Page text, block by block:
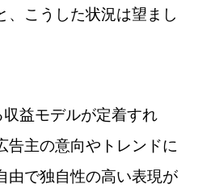
、こうした状況は望まし
益モデルが定着すれ
告主の意向やトレンドに
由で独自性の高い表現が